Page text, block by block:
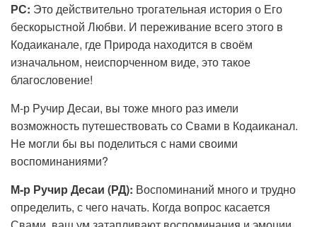
РС: Это действительно трогательная история о Его
бескорыстной Любви. И переживание всего этого в
Кодаиканале, где Природа находится в своём
изначальном, неиспорченном виде, это такое
благословение!
М-р Ручир Десаи, вы тоже много раз имели
возможность путешествовать со Свами в Кодаиканал.
Не могли бы вы поделиться с нами своими
воспоминаниями?
М-р Ручир Десаи (РД): Воспоминаний много и трудно
определить, с чего начать. Когда вопрос касается